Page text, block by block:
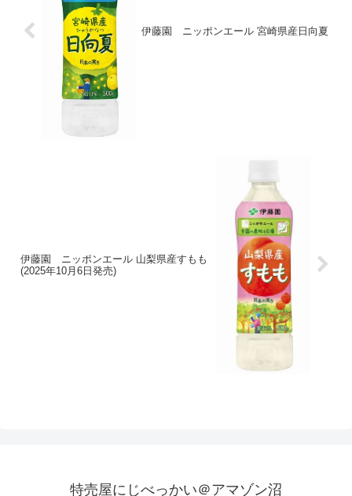
伊藤園 ニッポンエール 宮崎県産日向夏
伊藤園 ニッポンエール 山梨県産すもも
(2025年10月6日発売)
特売屋にじべっかい＠アマゾン沼